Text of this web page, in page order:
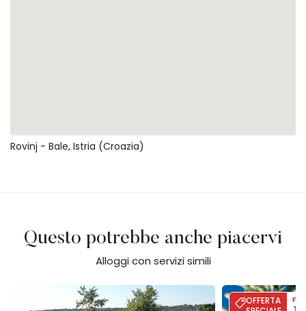
Rovinj - Bale, Istria (Croazia)
Questo potrebbe anche piacervi
Alloggi con servizi simili
Villa Calvia Crispinilla
OFFERTA
Villa Moon -